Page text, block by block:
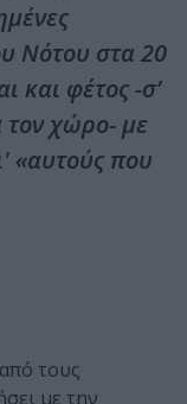
Νότου στα 20
και φέτος -σ’
τον χώρο- με
«αυτούς που
τους
με την